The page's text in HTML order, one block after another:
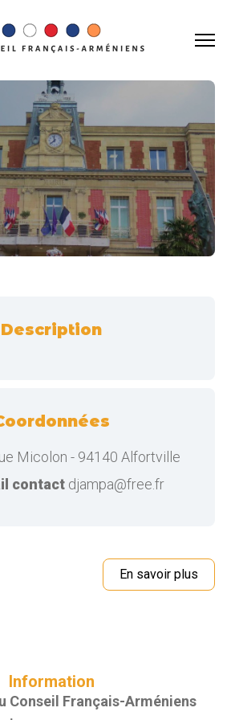
Description
Micolon - 94140 Alfortville
contact djampa@free.fr
En savoir plus
Information
Conseil Français-Arméniens